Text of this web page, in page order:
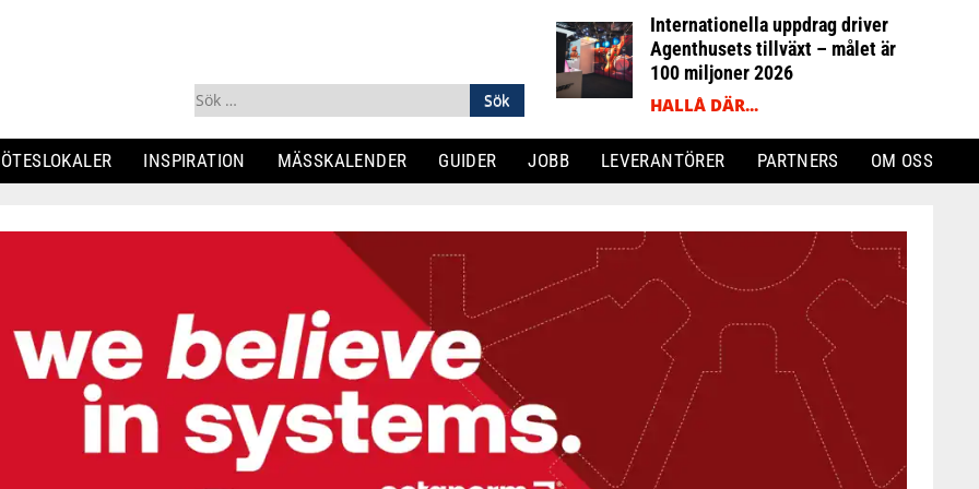
Sök
efter:
Internationella uppdrag driver
Agenthusets tillväxt – målet är
100 miljoner 2026
HALLÅ DÄR...
INSPIRATION MÄSSKALENDER GUIDER JOBB LEVERANTÖRER PARTNERS OM OSS